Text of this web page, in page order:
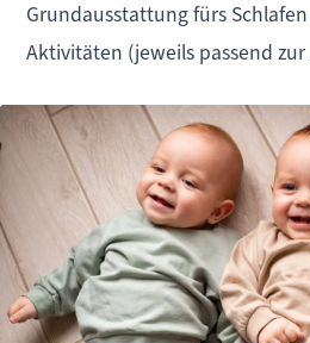
Grundausstattung fürs
Aktivitäten (jeweils passend zur